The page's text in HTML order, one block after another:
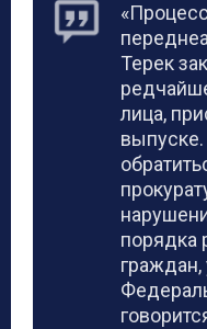
Терек
лица,
порядка